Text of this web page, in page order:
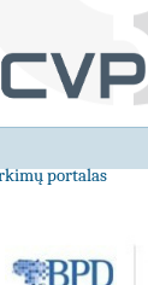
portalas